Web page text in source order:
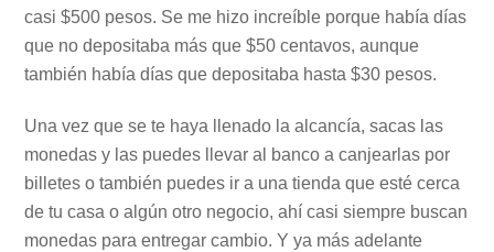
casi $500 pesos. Se me hizo increíble porque había días
que no depositaba más que $50 centavos, aunque
también había días que depositaba hasta $30 pesos.
Una vez que se te haya llenado la alcancía, sacas las
monedas y las puedes llevar al banco a canjearlas por
billetes o también puedes ir a una tienda que esté cerca
de tu casa o algún otro negocio, ahí casi siempre buscan
monedas para entregar cambio. Y ya más adelante